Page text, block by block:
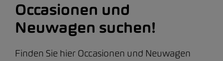
Occasionen und
Neuwagen suchen!
Finden Sie hier Occasionen und Neuwagen